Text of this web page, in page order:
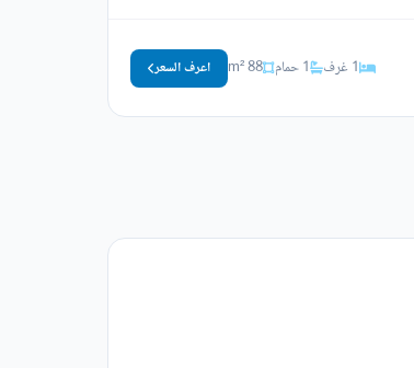
1 غرف 1 حمام 88 m² اعرف السعر